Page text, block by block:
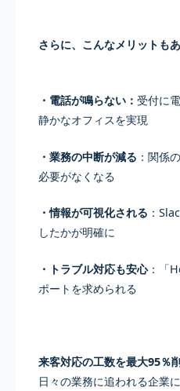
さらに、こんなメリットもあ
・電話が鳴らない： 受付に
静かなオフィスを実現
・業務の中断が減る ：関係
必要がなくなる
・情報が可視化される ：
したかが明確に
・トラブル対応も安心：「
ポートを求められる
来客対応の工数を最大95％
日々の業務に追われる企業